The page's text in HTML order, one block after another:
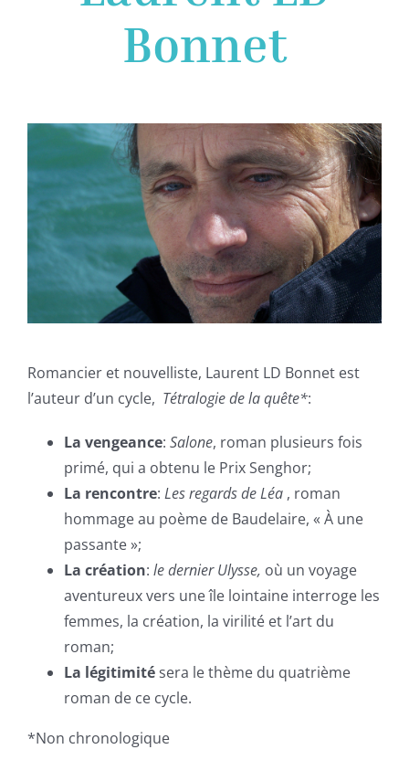
Bonnet
Romancier et nouvelliste, Laurent LD Bonnet est
l’auteur d’un cycle, Tétralogie de la quête*:
La vengeance: Salone, roman plusieurs fois
primé, qui a obtenu le Prix Senghor;
La rencontre: Les regards de Léa , roman
hommage au poème de Baudelaire, « À une
passante »;
La création: le dernier Ulysse, où un voyage
aventureux vers une île lointaine interroge les
femmes, la création, la virilité et l’art du
roman;
La légitimitésera le thème du quatrième
roman de ce cycle.
*Non chronologique